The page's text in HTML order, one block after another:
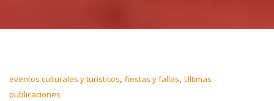
eventos culturales y turisticos, fiestas y fallas, Ultimas
publicaciones